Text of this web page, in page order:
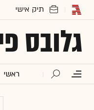
גלובס
ראשי